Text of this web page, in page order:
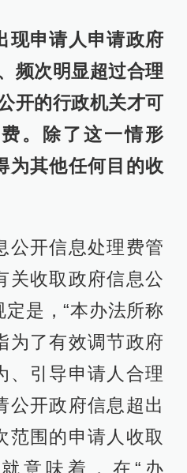
现申请人申请政府
频次明显超过合理
开的行政机关才可
。除了这一情形
为其他任何目的收
公开信息处理费管
关收取政府信息公
是，“本办法所称
为了有效调节政府
、引导申请人合理
公开政府信息超出
范围的申请人收取
意味着，在“办